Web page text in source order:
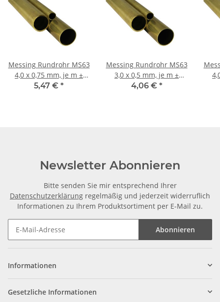
Messing Rundrohr MS63
4,0 x 0,75 mm, je m ±
5mm
5,47 € *
Messing Rundrohr MS63
3,0 x 0,5 mm, je m ±
5mm
4,06 € *
Newsletter Abonnieren
Bitte senden Sie mir entsprechend Ihrer
Datenschutzerklärung regelmäßig und jederzeit widerruflich
Informationen zu Ihrem Produktsortiment per E-Mail zu.
Abonnieren
Informationen
Gesetzliche Informationen